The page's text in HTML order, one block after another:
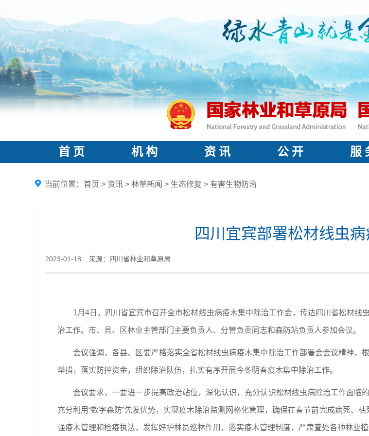
首 页 机 构 资 讯 公 开 服
当前位置： 首页 > 资讯 > 林草新闻 > 生态修复 > 有害生物防治
四川宜宾部署松材线虫
2023-01-18 来源：​四川省林业和草原局
1月4日，四川省宜宾市召开全市松材线虫病疫木集中除治工作会，传达四川省松材
治工作。市、县、区林业主管部门主要负责人、分管负责同志和森防站负责人参加会议。
会议强调，各县、区要严格落实全省松材线虫病疫木集中除治工作部署会会议精神
举措，落实防控资金，组织除治队伍，扎实有序开展今冬明春疫木集中除治工作。
会议要求，一要进一步提高政治站位，深化认识，充分认识松材线虫病除治工作面临
充分利用“数字森防”先发优势，实现疫木除治监测网格化管理，确保在春节前完成病死、
强疫木管理和检疫执法，发挥好护林员巡林作用，落实疫木管理制度，严肃查处各种林业